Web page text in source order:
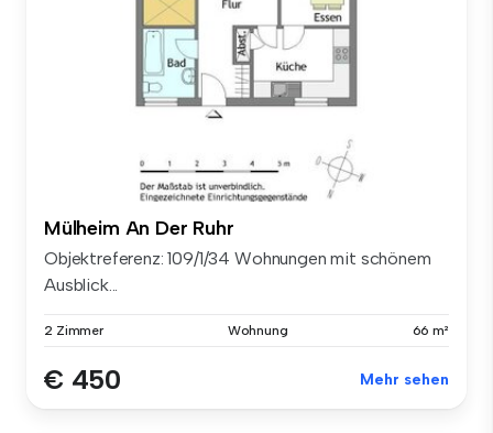
Mülheim An Der Ruhr
Objektreferenz: 109/1/34 Wohnungen mit schönem
Ausblick...
2 Zimmer Wohnung 66 m²
€ 450 Mehr sehen